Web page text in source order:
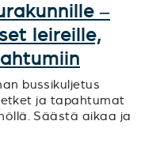
–
leireille,
bussikuljetus
ja tapahtumat
Säästä aikaa ja